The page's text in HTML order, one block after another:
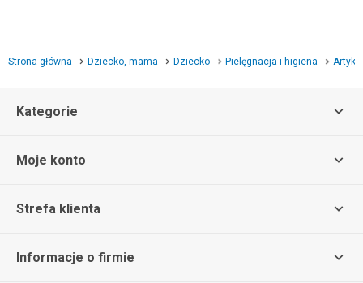
Strona główna Dziecko, mama Dziecko Pielęgnacja i higiena
Kategorie
Moje konto
Strefa klienta
Informacje o firmie